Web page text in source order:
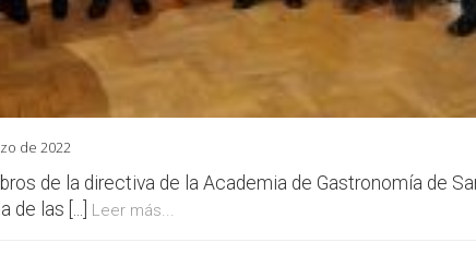
de 2022
de la directiva de la Academia de Gastronomía de
de las [...] Leer más...